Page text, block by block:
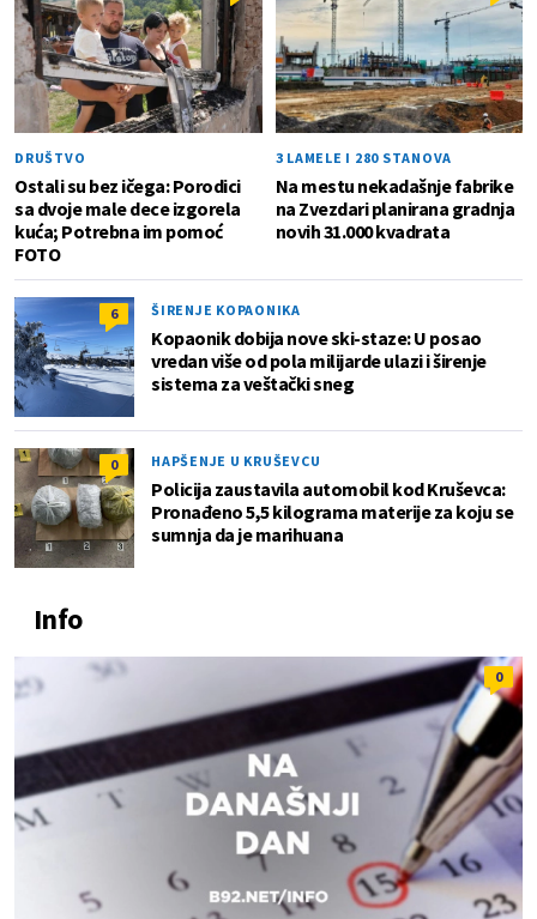
DRUŠTVO
Ostali su bez ičega: Porodici
sa dvoje male dece izgorela
kuća; Potrebna im pomoć
FOTO
3 LAMELE I 280 STANOVA
Na mestu nekadašnje fabrike
na Zvezdari planirana gradnja
novih 31.000 kvadrata
6 ŠIRENJE KOPAONIKA
Kopaonik dobija nove ski-staze: U posao
vredan više od pola milijarde ulazi i širenje
sistema za veštački sneg
0 HAPŠENJE U KRUŠEVCU
Policija zaustavila automobil kod Kruševca:
Pronađeno 5,5 kilograma materije za koju se
sumnja da je marihuana
Info
0